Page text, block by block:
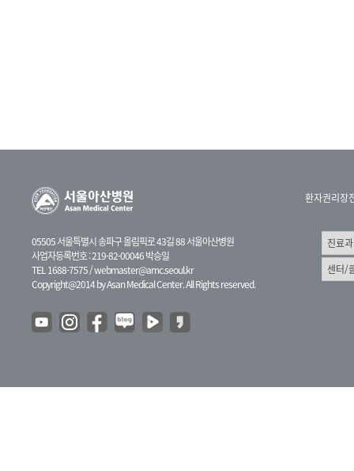
05505 서울특별시 송파구 올림픽로 43길 88 서울아산병원
사업자등록번호 : 219-82-00046 박승일
TEL 1688-7575 /webmaster@amc.seoul.kr
Copyright@2014 by Asan Medical Center. All Rights reserved.
환자권리장